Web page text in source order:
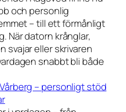
och personlig
– till ett förmånligt
När datorn krånglar,
svajar eller skrivaren
snabbt bli både
– personligt stöd